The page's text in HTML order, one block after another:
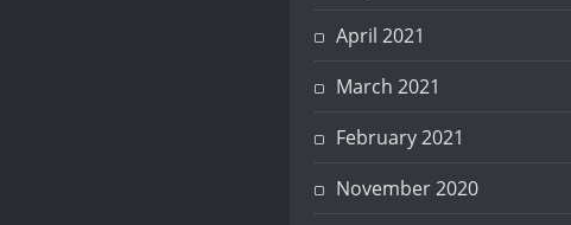
April 2021
March 2021
February 2021
November 2020